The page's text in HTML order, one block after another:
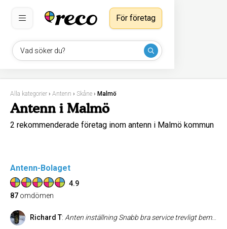
Vad söker du?
För företag
Alla kategorier › Antenn › Skåne › Malmö
Antenn i Malmö
2 rekommenderade företag inom antenn i Malmö kommun
Antenn-Bolaget
4.9
87 omdömen
Richard T: Anten inställning Snabb bra service trevligt bemötande och väldigt snabbt